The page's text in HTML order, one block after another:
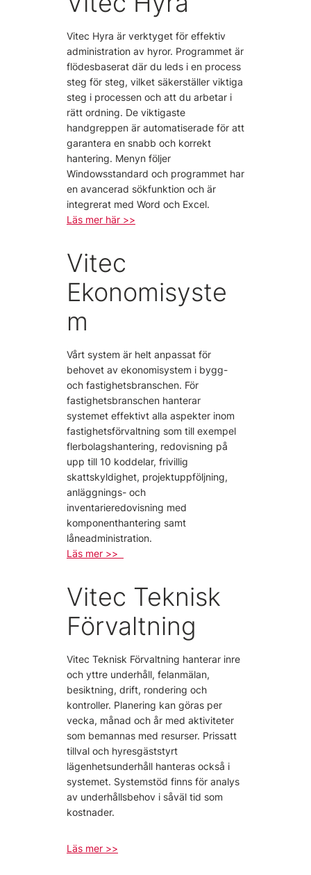
Vitec Hyra är verktyget för effektiv
administration av hyror. Programmet är
flödesbaserat där du leds i en process
steg för steg, vilket säkerställer viktiga
steg i processen och att du arbetar i
rätt ordning. De viktigaste
handgreppen är automatiserade för att
garantera en snabb och korrekt
hantering. Menyn följer
Windowsstandard och programmet har
en avancerad sökfunktion och är
integrerat med Word och Excel.
Läs mer här >>
Vitec
Ekonomisyste
m
Vårt system är helt anpassat för
behovet av ekonomisystem i bygg-
och fastighetsbranschen. För
fastighetsbranschen hanterar
systemet effektivt alla aspekter inom
fastighetsförvaltning som till exempel
flerbolagshantering, redovisning på
upp till 10 koddelar, frivillig
skattskyldighet, projektuppföljning,
anläggnings- och
inventarieredovisning med
komponenthantering samt
låneadministration.
Läs mer >>
Vitec Teknisk
Förvaltning
Vitec Teknisk Förvaltning hanterar inre
och yttre underhåll, felanmälan,
besiktning, drift, rondering och
kontroller. Planering kan göras per
vecka, månad och år med aktiviteter
som bemannas med resurser. Prissatt
tillval och hyresgäststyrt
lägenhetsunderhåll hanteras också i
systemet. Systemstöd finns för analys
av underhållsbehov i såväl tid som
kostnader.
Läs mer >>